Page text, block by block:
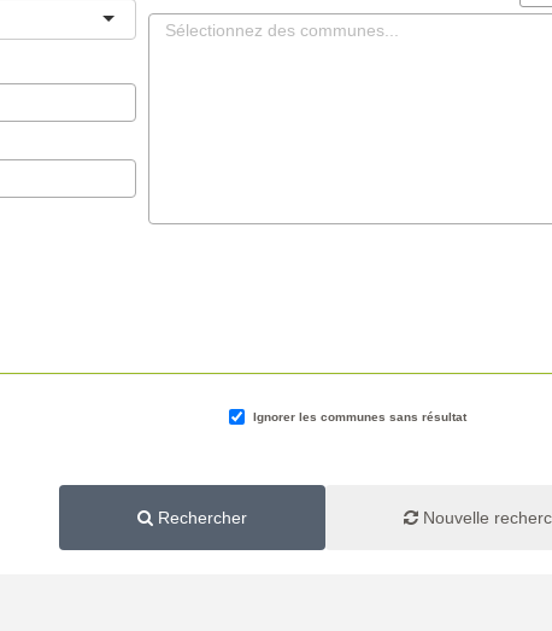
Sélectionnez des communes...
Ignorer les communes sans résultat
Rechercher Nouvelle